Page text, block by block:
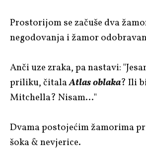
Prostorijom se začuše dva
negodovanja i žamor
Anči uze zraka, pa nastavi:
priliku, čitalaAtlas oblaka? Ili
Mitchella? Nisam…"
Dvama postojećim žamorima
šoka & nevjerice.